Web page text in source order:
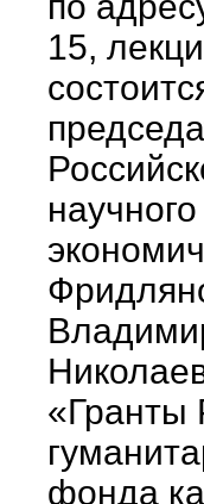
15,
«Гранты
фонда